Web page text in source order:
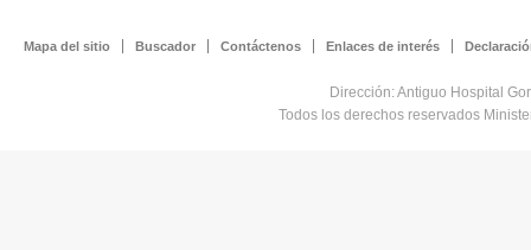
Mapa del sitio Buscador Contáctenos Enlaces de interés
Dirección: Antiguo Hospital
Todos los derechos reservados